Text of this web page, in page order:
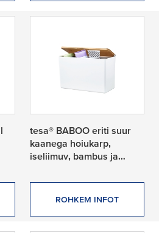
tesa® BABOO eriti suur
kaanega hoiukarp,
iseliimuv, bambus ja
plast
ROHKEM INFOT